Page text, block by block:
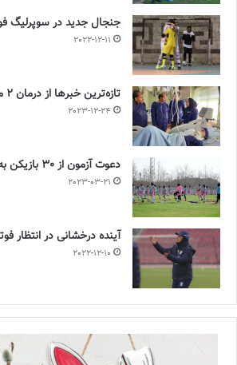
جنجال جدید در سوپرلیگ
2022-12-11
تازه‌ترین خبرها از درمان ۲ ملی‌پوش فوتبال زنان
2023-12-24
دعوت آزمون از 30 بازیکن به اردوی تیم ملی
2023-03-21
آینده درخشانی در انتظار
2022-12-10